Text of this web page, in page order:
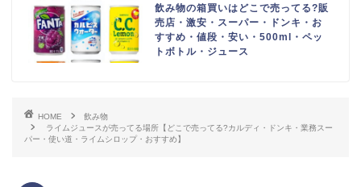
飲み物の箱買いはどこで売ってる?販
売店・激安・スーパー・ドンキ・お
すすめ・値段・安い・500ml・ペッ
トボトル・ジュース
HOME
飲み物
ライムジュースが売ってる場所【どこで売ってる?カルディ・ドンキ・業務スー
パー・使い道・ライムシロップ・おすすめ】